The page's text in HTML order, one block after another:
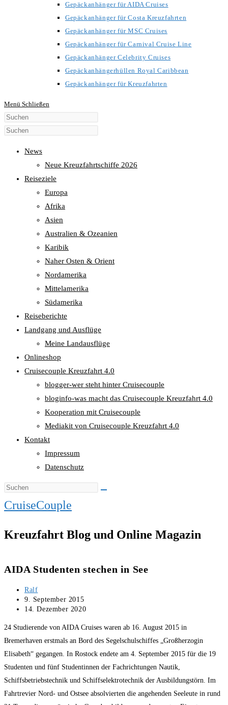
Gepäckanhänger für AIDA Cruises
Gepäckanhänger für Costa Kreuzfahrten
Gepäckanhänger für MSC Cruises
Gepäckanhänger für Carnival Cruise Line
Gepäckanhänger Celebrity Cruises
Gepäckanhängerhüllen Royal Caribbean
Gepäckanhänger für Kreuzfahrten
Menü Schließen
Diese
Website
News
Neue Kreuzfahrtschiffe 2026
Reiseziele
Europa
Afrika
Asien
Australien & Ozeanien
Karibik
Naher Osten & Orient
Nordamerika
Mittelamerika
Südamerika
Reiseberichte
Landgang und Ausflüge
Meine Landausflüge
Onlineshop
Cruisecouple Kreuzfahrt 4.0
blogger-wer steht hinter Cruisecouple
bloginfo-was macht das Cruisecouple Kreuzfahrt 4.0
Kooperation mit Cruisecouple
Mediakit von Cruisecouple Kreuzfahrt 4.0
Kontakt
Impressum
Datenschutz
CruiseCouple
Kreuzfahrt Blog und Online Magazin
AIDA Studenten stechen in See
Beitrags-
Autor:
Ralf
Beitrag
veröffentlicht:
9. September 2015
Beitrag
geändert
am:
14. Dezember 2020
24 Studierende von AIDA Cruises waren ab 16. August 2015 in
Bremerhaven erstmals an Bord des Segelschulschiffes „Großherzogin
Elisabeth“ gegangen. In Rostock endete am 4. September 2015 für die 19
Studenten und fünf Studentinnen der Fachrichtungen Nautik,
Schiffsbetriebstechnik und Schiffselektrotechnik der Ausbildungstörn. Im
Fahrtrevier Nord- und Ostsee absolvierten die angehenden Seeleute in rund